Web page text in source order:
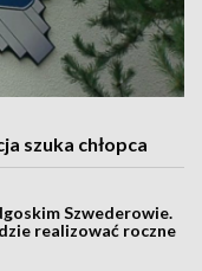
szuka chłopca
Szwederowie.
realizować roczne